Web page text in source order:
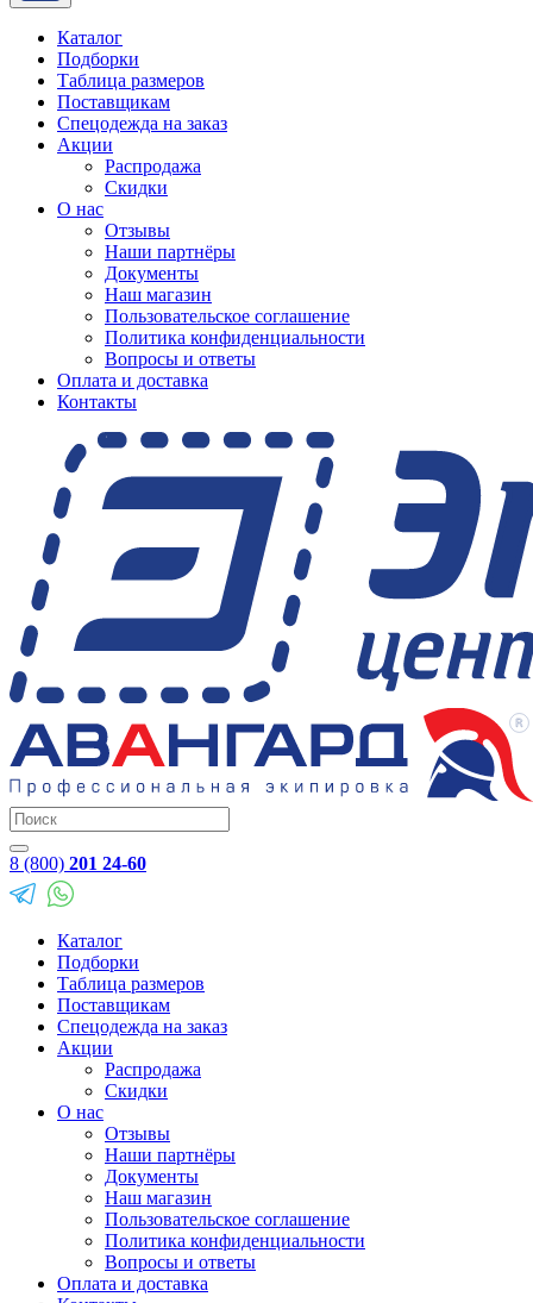
Каталог
Подборки
Таблица размеров
Поставщикам
Спецодежда на заказ
Акции
Распродажа
Скидки
О нас
Отзывы
Наши партнёры
Документы
Наш магазин
Пользовательское соглашение
Политика конфиденциальности
Вопросы и ответы
Оплата и доставка
Контакты
8 (800) 201 24-60
Каталог
Подборки
Таблица размеров
Поставщикам
Спецодежда на заказ
Акции
Распродажа
Скидки
О нас
Отзывы
Наши партнёры
Документы
Наш магазин
Пользовательское соглашение
Политика конфиденциальности
Вопросы и ответы
Оплата и доставка